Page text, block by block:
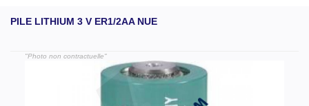
PILE LITHIUM 3 V ER1/2AA NUE
"Photo non contractuelle"